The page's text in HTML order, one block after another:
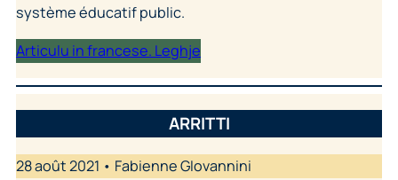
système éducatif public.
Articulu in francese. Leghje
ARRITTI
28 août 2021 • Fabienne GIovannini